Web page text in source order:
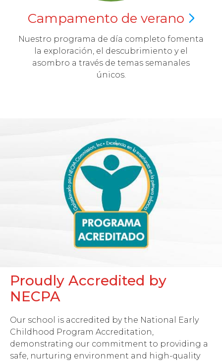
Campamento de verano
Nuestro programa de día completo fomenta
la exploración, el descubrimiento y el
asombro a través de temas semanales
únicos.
Proudly Accredited by
NECPA
Our school is accredited by the National Early
Childhood Program Accreditation,
demonstrating our commitment to providing a
safe, nurturing environment and high-quality